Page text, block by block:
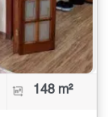
148 m²